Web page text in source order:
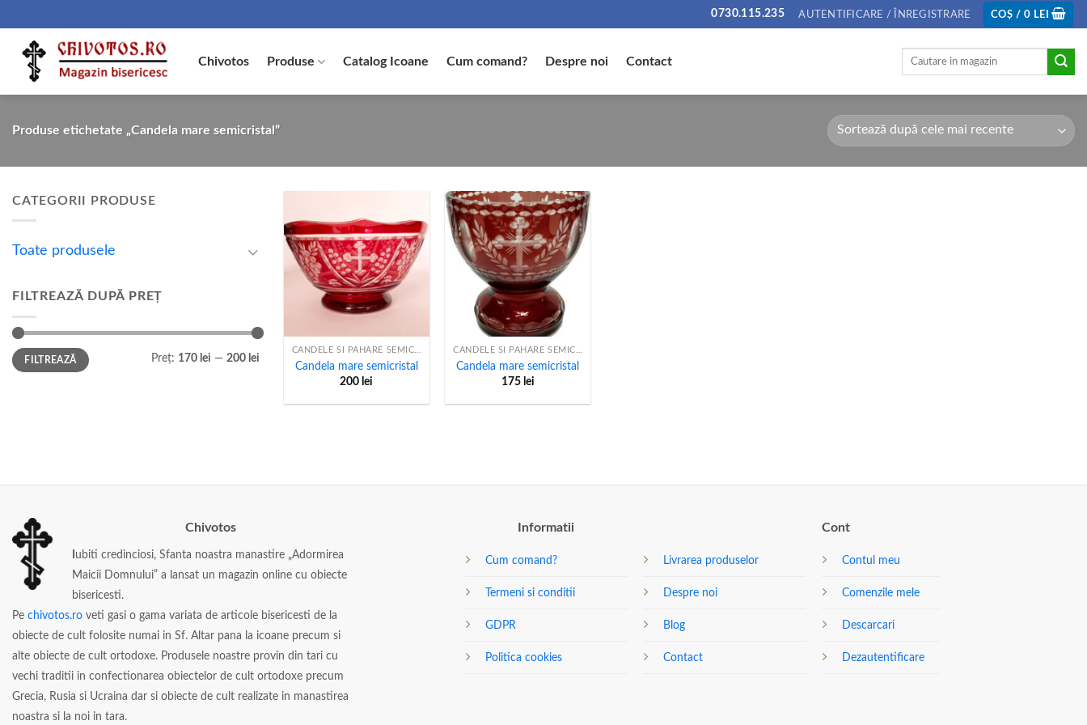
to
content
0730.115.235 AUTENTIFICARE / ÎNREGISTRARE COȘ /0 LEI
Chivotos Produse Catalog Icoane Cum comand? Despre noi Contact
Caută
Produse etichetate „Candela mare semicristal”
CATEGORII PRODUSE
Toate produsele
FILTREAZĂ DUPĂ PREȚ
Preț
minim
Preț
maximFILTREAZĂ Preț: 170 lei — 200 lei
Candela mare semicristal
200 lei
Candela mare semicristal
175 lei
Chivotos
ubiti credinciosi, Sfanta noastra manastire „Adormirea
Maicii Domnului” a lansat un magazin online cu obiecte
bisericesti.
Pe chivotos.ro veti gasi o gama variata de articole bisericesti de la
obiecte de cult folosite numai in Sf. Altar pana la icoane precum si
alte obiecte de cult ortodoxe. Produsele noastre provin din tari cu
vechi traditii in confectionarea obiectelor de cult ortodoxe precum
Grecia, Rusia si Ucraina dar si obiecte de cult realizate in manastirea
noastra si la noi in tara.
Informatii
Cum comand?
Termeni si conditii
GDPR
Politica cookies
Livrarea produselor
Despre noi
Blog
Contact
Cont
Contul meu
Comenzile mele
Descarcari
Dezautentificare